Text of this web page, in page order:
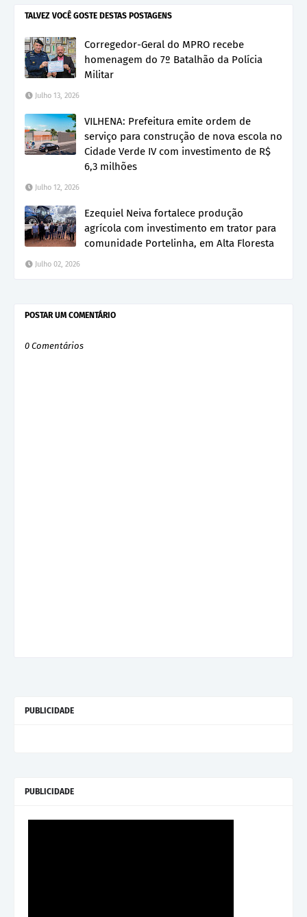
TALVEZ VOCÊ GOSTE DESTAS POSTAGENS
Corregedor-Geral do MPRO recebe
homenagem do 7º Batalhão da Polícia
Militar
Julho 13, 2026
VILHENA: Prefeitura emite ordem de
serviço para construção de nova escola no
Cidade Verde IV com investimento de R$
6,3 milhões
Julho 12, 2026
Ezequiel Neiva fortalece produção
agrícola com investimento em trator para
comunidade Portelinha, em Alta Floresta
Julho 02, 2026
POSTAR UM COMENTÁRIO
0 Comentários
PUBLICIDADE
PUBLICIDADE